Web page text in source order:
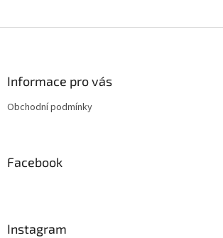
Informace pro vás
Obchodní podmínky
Facebook
Instagram